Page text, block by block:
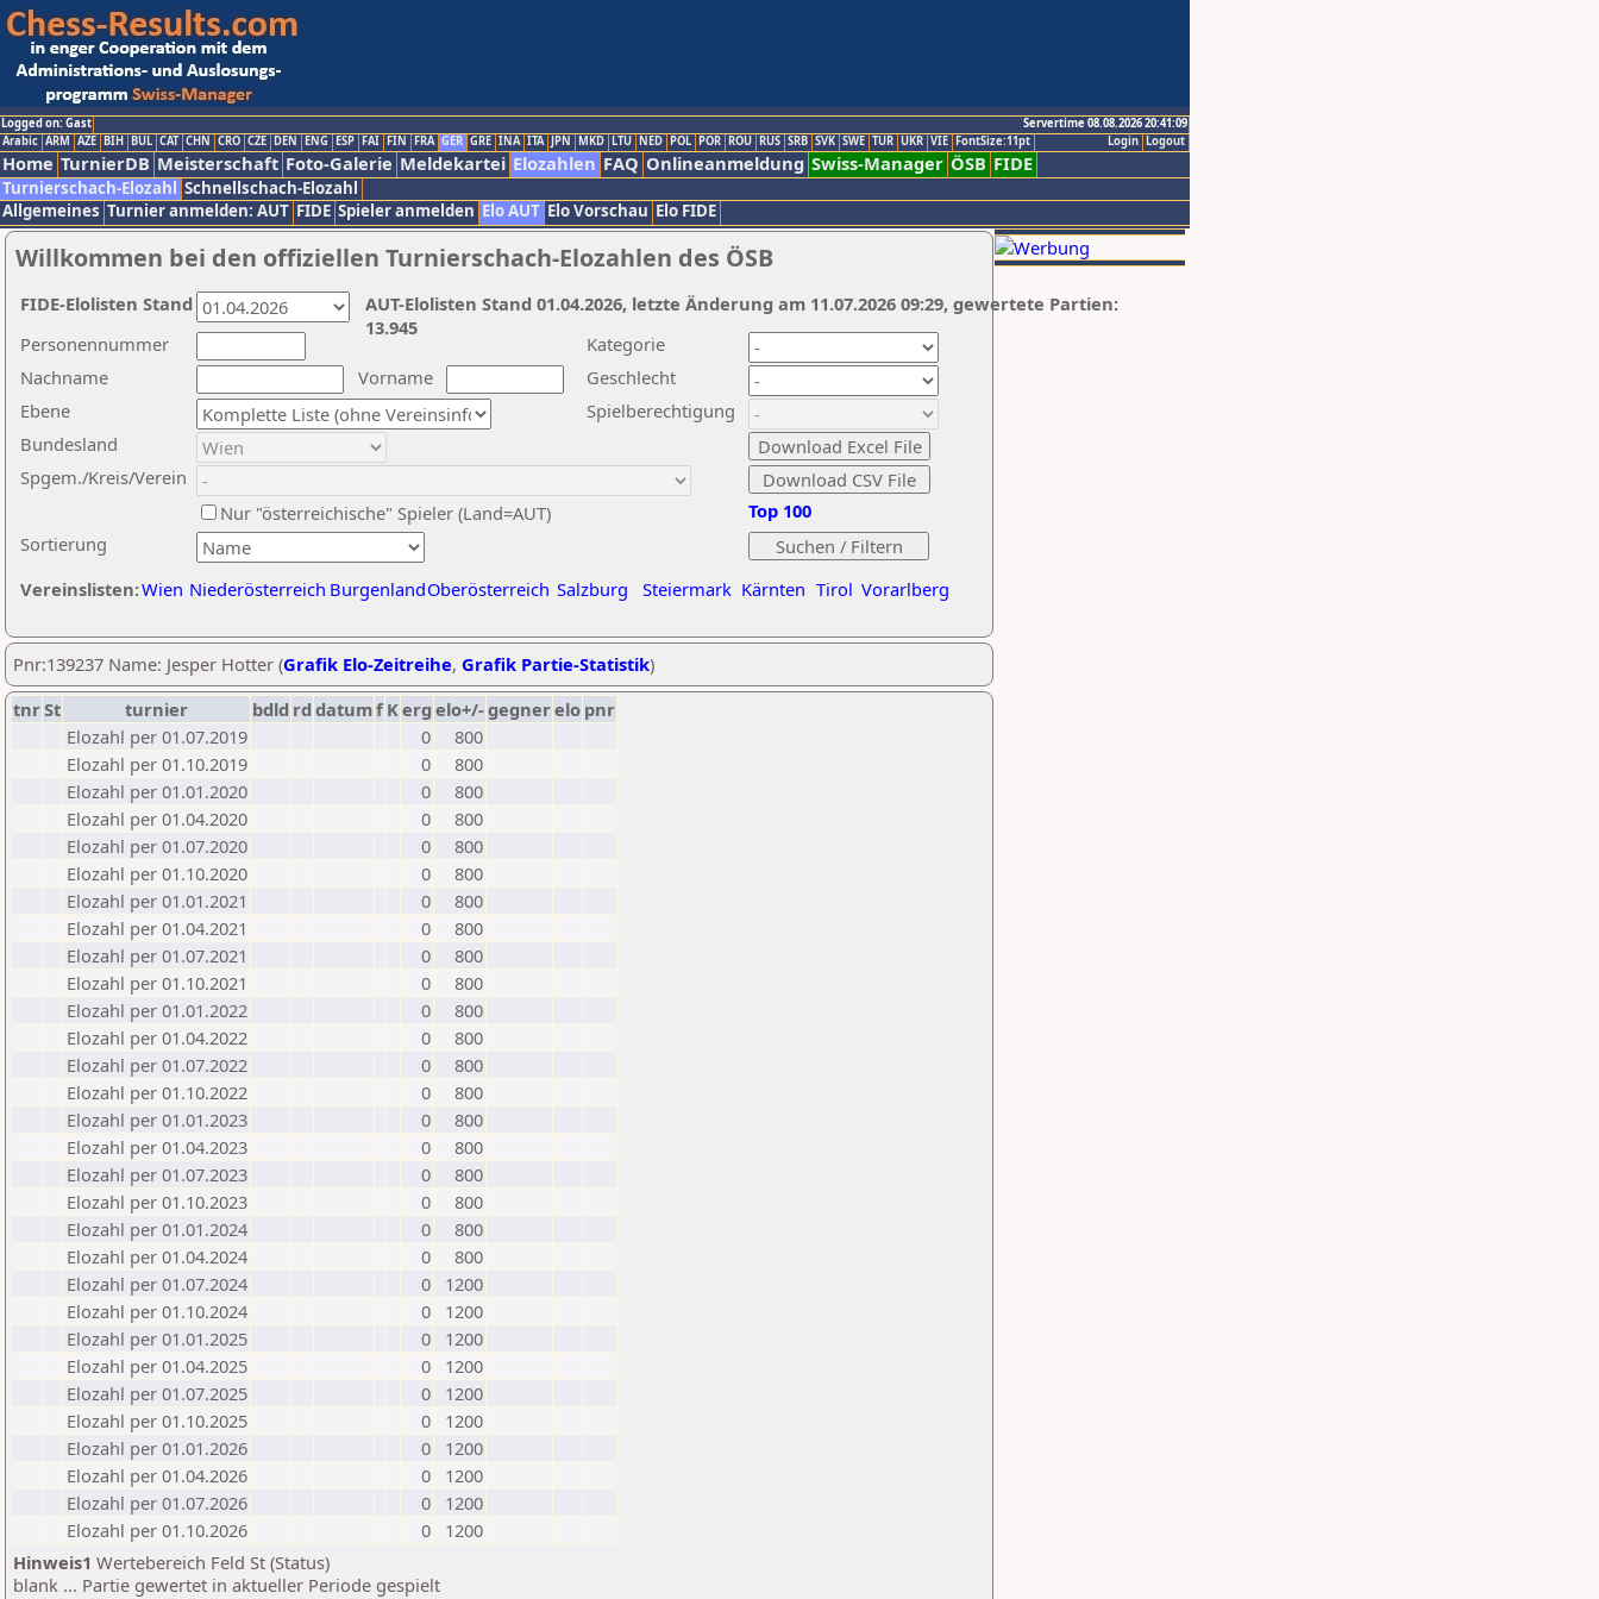
Logged on: Gast
Servertime 08.08.2026 20:41:09
Logout
Login
Arabic ARM AZE BIH BUL CAT CHN CRO CZE DEN ENG ESP FAI FIN FRA GER GRE INA ITA JPN MKD LTU NED POL POR ROU RUS SRB SVK SWE TUR UKR VIE FontSize:11pt
Home TurnierDB Meisterschaft Foto-Galerie Meldekartei Elozahlen FAQ Onlineanmeldung Swiss-Manager ÖSB FIDE
Turnierschach-Elozahl Schnellschach-Elozahl
Allgemeines Turnier anmelden: AUT FIDE Spieler anmelden Elo AUT Elo Vorschau Elo FIDE
Willkommen bei den offiziellen Turnierschach-Elozahlen des ÖSB
Nachname
Vorname
Ebene
Kategorie
Sortierung
Personennummer
Bundesland
Spgem./Kreis/Verein
Geschlecht
Nur "österreichische" Spieler (Land=AUT)
Spielberechtigung
Vereinslisten:Wien Niederösterreich BurgenlandOberösterreich Salzburg Steiermark Kärnten Tirol Vorarlberg
Top 100
AUT-Elolisten Stand 01.04.2026, letzte Änderung am 11.07.2026 09:29, gewertete Partien:
13.945
FIDE-Elolisten Stand
Pnr:139237 Name: Jesper Hotter (Grafik Elo-Zeitreihe, Grafik Partie-Statistik)
tnrSt turnier bdld rd datumf Kerg elo+/-gegnerelo pnr
Elozahl per 01.07.2019
0
800
Elozahl per 01.10.2019
0
800
Elozahl per 01.01.2020
0
800
Elozahl per 01.04.2020
0
800
Elozahl per 01.07.2020
0
800
Elozahl per 01.10.2020
0
800
Elozahl per 01.01.2021
0
800
Elozahl per 01.04.2021
0
800
Elozahl per 01.07.2021
0
800
Elozahl per 01.10.2021
0
800
Elozahl per 01.01.2022
0
800
Elozahl per 01.04.2022
0
800
Elozahl per 01.07.2022
0
800
Elozahl per 01.10.2022
0
800
Elozahl per 01.01.2023
0
800
Elozahl per 01.04.2023
0
800
Elozahl per 01.07.2023
0
800
Elozahl per 01.10.2023
0
800
Elozahl per 01.01.2024
0
800
Elozahl per 01.04.2024
0
800
Elozahl per 01.07.2024
0
1200
Elozahl per 01.10.2024
0
1200
Elozahl per 01.01.2025
0
1200
Elozahl per 01.04.2025
0
1200
Elozahl per 01.07.2025
0
1200
Elozahl per 01.10.2025
0
1200
Elozahl per 01.01.2026
0
1200
Elozahl per 01.04.2026
0
1200
Elozahl per 01.07.2026
0
1200
Elozahl per 01.10.2026
0
1200
Hinweis1 Wertebereich Feld St (Status)
blank ... Partie gewertet in aktueller Periode gespielt